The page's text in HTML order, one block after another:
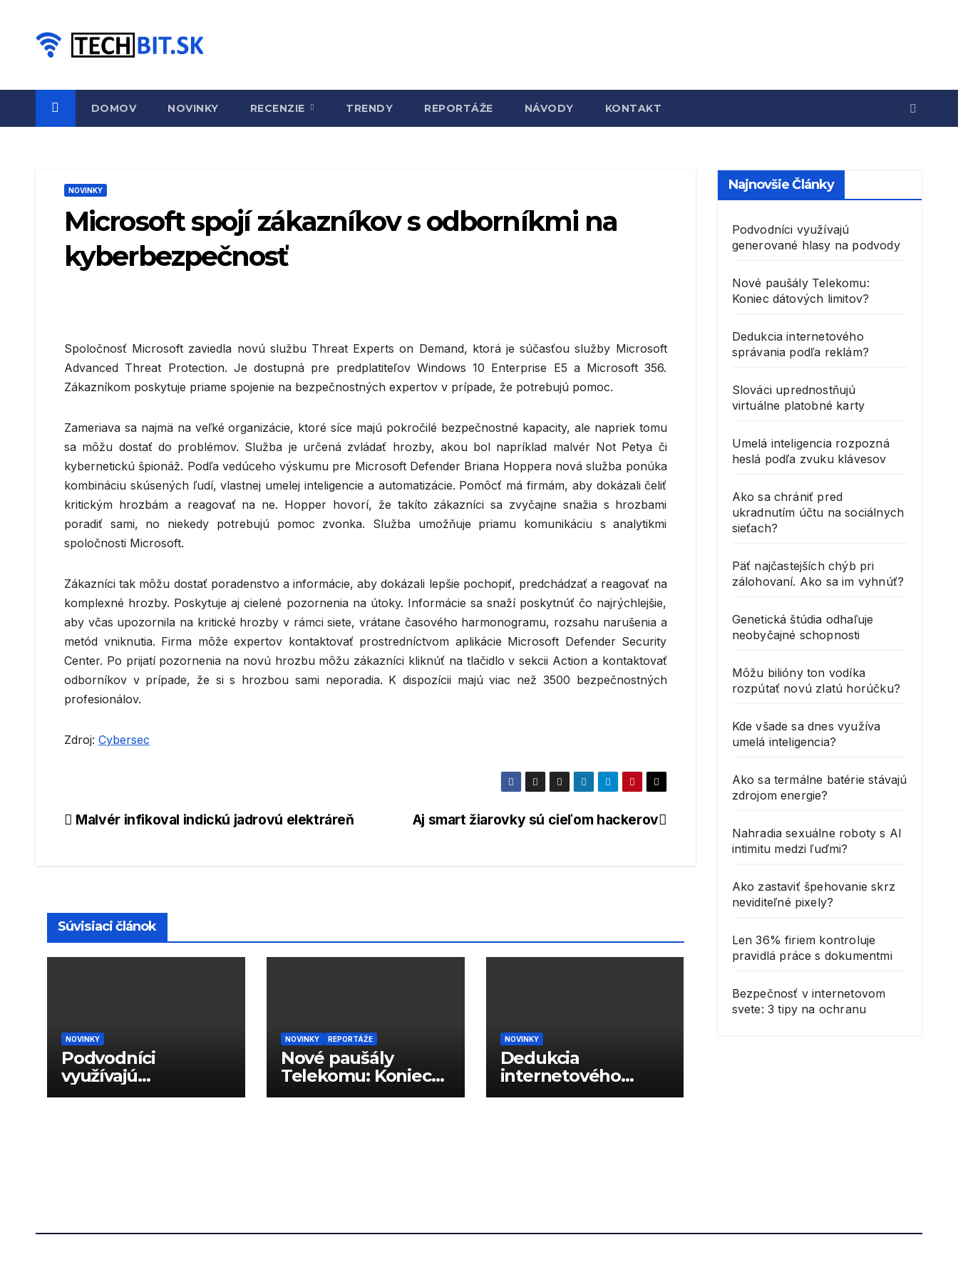
DOMOV NOVINKY RECENZIE TRENDY REPORTÁŽE NÁVODY KONTAKT
NOVINKY
Microsoft spojí zákazníkov s odborníkmi na
kyberbezpečnosť
Spoločnosť Microsoft zaviedla novú službu Threat Experts on Demand, ktorá je súčasťou služby Microsoft
Advanced Threat Protection. Je dostupná pre predplatiteľov Windows 10 Enterprise E5 a Microsoft 356.
Zákazníkom poskytuje priame spojenie na bezpečnostných expertov v prípade, že potrebujú pomoc.
Zameriava sa najmä na veľké organizácie, ktoré síce majú pokročilé bezpečnostné kapacity, ale napriek tomu
sa môžu dostať do problémov. Služba je určená zvládať hrozby, akou bol napríklad malvér Not Petya či
kybernetickú špionáž. Podľa vedúceho výskumu pre Microsoft Defender Briana Hoppera nová služba ponúka
kombináciu skúsených ľudí, vlastnej umelej inteligencie a automatizácie. Pomôcť má firmám, aby dokázali čeliť
kritickým hrozbám a reagovať na ne. Hopper hovorí, že takíto zákazníci sa zvyčajne snažia s hrozbami
poradiť sami, no niekedy potrebujú pomoc zvonka. Služba umožňuje priamu komunikáciu s analytikmi
spoločnosti Microsoft.
Zákazníci tak môžu dostať poradenstvo a informácie, aby dokázali lepšie pochopiť, predchádzať a reagovať na
komplexné hrozby. Poskytuje aj cielené pozornenia na útoky. Informácie sa snaží poskytnúť čo najrýchlejšie,
aby včas upozornila na kritické hrozby v rámci siete, vrátane časového harmonogramu, rozsahu narušenia a
metód vniknutia. Firma môže expertov kontaktovať prostredníctvom aplikácie Microsoft Defender Security
Center. Po prijatí pozornenia na novú hrozbu môžu zákazníci kliknúť na tlačidlo v sekcii Action a kontaktovať
odborníkov v prípade, že si s hrozbou sami neporadia. K dispozícii majú viac než 3500 bezpečnostných
profesionálov.
Zdroj: Cybersec
Navigácia
Aj smart žiarovky sú cieľom hackerov
Malvér infikoval indickú jadrovú elektráreň
Súvisiaci článok
NOVINKY
Podvodníci
využívajú
generované hlasy
NOVINKY REPORTÁŽE
Nové paušály
Telekomu: Koniec
dátových limitov?
NOVINKY
Dedukcia
internetového
správania podľa
Najnovšie Články
Podvodníci využívajú
generované hlasy na podvody
Nové paušály Telekomu:
Koniec dátových limitov?
Dedukcia internetového
správania podľa reklám?
Slováci uprednostňujú
virtuálne platobné karty
Umelá inteligencia rozpozná
heslá podľa zvuku klávesov
Ako sa chrániť pred
ukradnutím účtu na sociálnych
sieťach?
Päť najčastejších chýb pri
zálohovaní. Ako sa im vyhnúť?
Genetická štúdia odhaľuje
neobyčajné schopnosti
Môžu bilióny ton vodíka
rozpútať novú zlatú horúčku?
Kde všade sa dnes využíva
umelá inteligencia?
Ako sa termálne batérie stávajú
zdrojom energie?
Nahradia sexuálne roboty s AI
intimitu medzi ľuďmi?
Ako zastaviť špehovanie skrz
neviditeľné pixely?
Len 36% firiem kontroluje
pravidlá práce s dokumentmi
Bezpečnosť v internetovom
svete: 3 tipy na ochranu